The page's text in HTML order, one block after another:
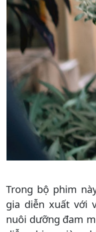
Trong bộ phim
gia diễn xuất với
nuôi dưỡng đam